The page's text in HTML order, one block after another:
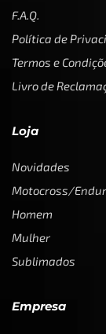
F.A.Q.
Política de
Termos e
Livro de
Loja
Novidades
Motocross/
Homem
Mulher
Sublimados
Empresa